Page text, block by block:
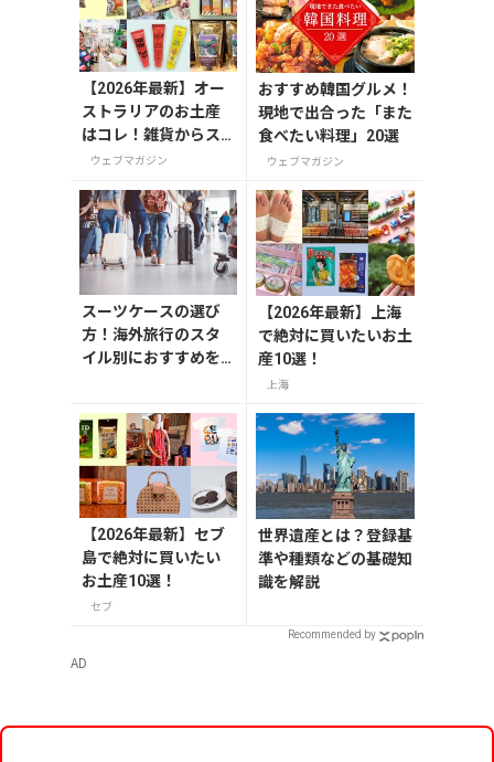
【2026年最新】オー
ストラリアのお土産
はコレ！雑貨からス
ーパーでも買えるグ
ウェブマガジン
おすすめ韓国グルメ！
現地で出合った「また
食べたい料理」20選
ウェブマガジン
スーツケースの選び
方！海外旅行のスタ
イル別におすすめを
【2026年最新】上海
で絶対に買いたいお土
産10選！
上海
【2026年最新】セブ
島で絶対に買いたい
お土産10選！
セブ
世界遺産とは？登録基
準や種類などの基礎知
識を解説
Recommended by
AD